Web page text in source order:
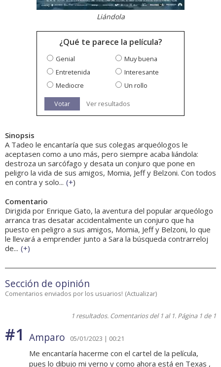
Liándola
¿Qué te parece la película?
Genial
Muy buena
Entretenida
Interesante
Mediocre
Un rollo
Votar Ver resultados
Sinopsis
A Tadeo le encantaría que sus colegas arqueólogos le
aceptasen como a uno más, pero siempre acaba liándola:
destroza un sarcófago y desata un conjuro que pone en
peligro la vida de sus amigos, Momia, Jeff y Belzoni. Con todos
en contra y solo... (+)
Comentario
Dirigida por Enrique Gato, la aventura del popular arqueólogo
arranca tras desatar accidentalmente un conjuro que ha
puesto en peligro a sus amigos, Momia, Jeff y Belzoni, lo que
le llevará a emprender junto a Sara la búsqueda contrarreloj
de... (+)
Sección de opinión
Comentarios enviados por los usuarios! (Actualizar)
1 resultados. Comentarios del 1 al 1. Página 1 de 1
#1 Amparo 05/01/2023 | 00:21
Me encantaría hacerme con el cartel de la película,
pues lo dibujo mi yerno y como ahora está en Texas ,